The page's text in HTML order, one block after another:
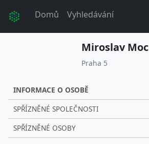
Domů Vyhledávání
Miroslav Moc
Praha 5
INFORMACE O OSOBĚ
SPŘÍZNĚNÉ SPOLEČNOSTI
SPŘÍZNĚNÉ OSOBY